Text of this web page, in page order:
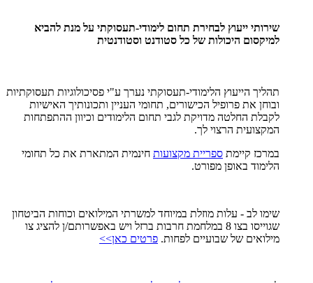
שירותי ייעוץ לבחירת תחום לימודי-תעסוקתי על מנת להביא
למיקסום היכולות של כל סטודנט וסטודנטית
תהליך הייעוץ הלימודי-תעסוקתי נערך ע"י פסיכולוגיות תעסוקתיות
ובוחן את פרופיל הכישורים, תחומי העניין ותכונותיך האישיות
לקבלת החלטה מדויקת לגבי תחום הלימודים וכיוון ההתפתחות
המקצועית הרצוי לך.
במרכז קיימת ספריית מקצועות חינמית המתארת את כל תחומי
הלימוד באופן מפורט.
שימו לב - עלות מוזלת במיוחד למשרתי המילואים וכוחות הביטחון
שגוייסו בצו 8 במלחמת חרבות ברזל ויש באפשרותם/ן להציג צו
מילואים של שבועיים לפחות. פרטים כאן>>